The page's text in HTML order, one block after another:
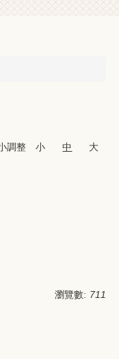
調整 小 中
大
瀏覽數: 711